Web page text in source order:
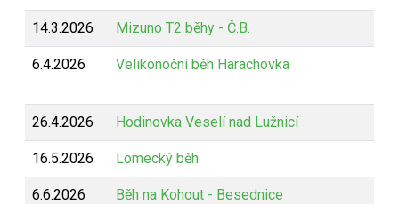
14.3.2026 Mizuno T2 běhy - Č.B.
6.4.2026 Velikonoční běh Harachovka
26.4.2026 Hodinovka Veselí nad Lužnicí
16.5.2026 Lomecký běh
6.6.2026 Běh na Kohout - Besednice